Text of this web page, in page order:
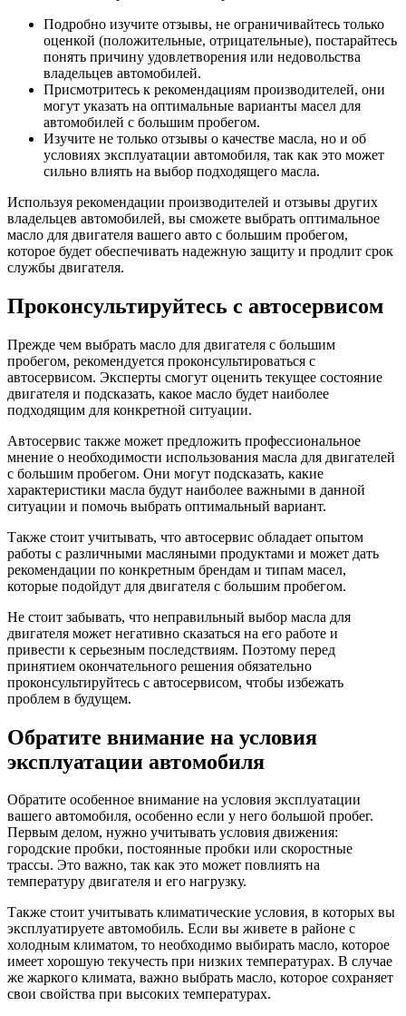
Подробно изучите отзывы, не ограничивайтесь только
оценкой (положительные, отрицательные), постарайтесь
понять причину удовлетворения или недовольства
владельцев автомобилей.
Присмотритесь к рекомендациям производителей, они
могут указать на оптимальные варианты масел для
автомобилей с большим пробегом.
Изучите не только отзывы о качестве масла, но и об
условиях эксплуатации автомобиля, так как это может
сильно влиять на выбор подходящего масла.
Используя рекомендации производителей и отзывы других
владельцев автомобилей, вы сможете выбрать оптимальное
масло для двигателя вашего авто с большим пробегом,
которое будет обеспечивать надежную защиту и продлит срок
службы двигателя.
Проконсультируйтесь с автосервисом
Прежде чем выбрать масло для двигателя с большим
пробегом, рекомендуется проконсультироваться с
автосервисом. Эксперты смогут оценить текущее состояние
двигателя и подсказать, какое масло будет наиболее
подходящим для конкретной ситуации.
Автосервис также может предложить профессиональное
мнение о необходимости использования масла для двигателей
с большим пробегом. Они могут подсказать, какие
характеристики масла будут наиболее важными в данной
ситуации и помочь выбрать оптимальный вариант.
Также стоит учитывать, что автосервис обладает опытом
работы с различными масляными продуктами и может дать
рекомендации по конкретным брендам и типам масел,
которые подойдут для двигателя с большим пробегом.
Не стоит забывать, что неправильный выбор масла для
двигателя может негативно сказаться на его работе и
привести к серьезным последствиям. Поэтому перед
принятием окончательного решения обязательно
проконсультируйтесь с автосервисом, чтобы избежать
проблем в будущем.
Обратите внимание на условия
эксплуатации автомобиля
Обратите особенное внимание на условия эксплуатации
вашего автомобиля, особенно если у него большой пробег.
Первым делом, нужно учитывать условия движения:
городские пробки, постоянные пробки или скоростные
трассы. Это важно, так как это может повлиять на
температуру двигателя и его нагрузку.
Также стоит учитывать климатические условия, в которых вы
эксплуатируете автомобиль. Если вы живете в районе с
холодным климатом, то необходимо выбирать масло, которое
имеет хорошую текучесть при низких температурах. В случае
же жаркого климата, важно выбрать масло, которое сохраняет
свои свойства при высоких температурах.